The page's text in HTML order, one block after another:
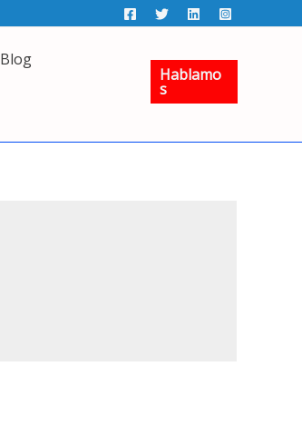
Blog
Hablamo
S